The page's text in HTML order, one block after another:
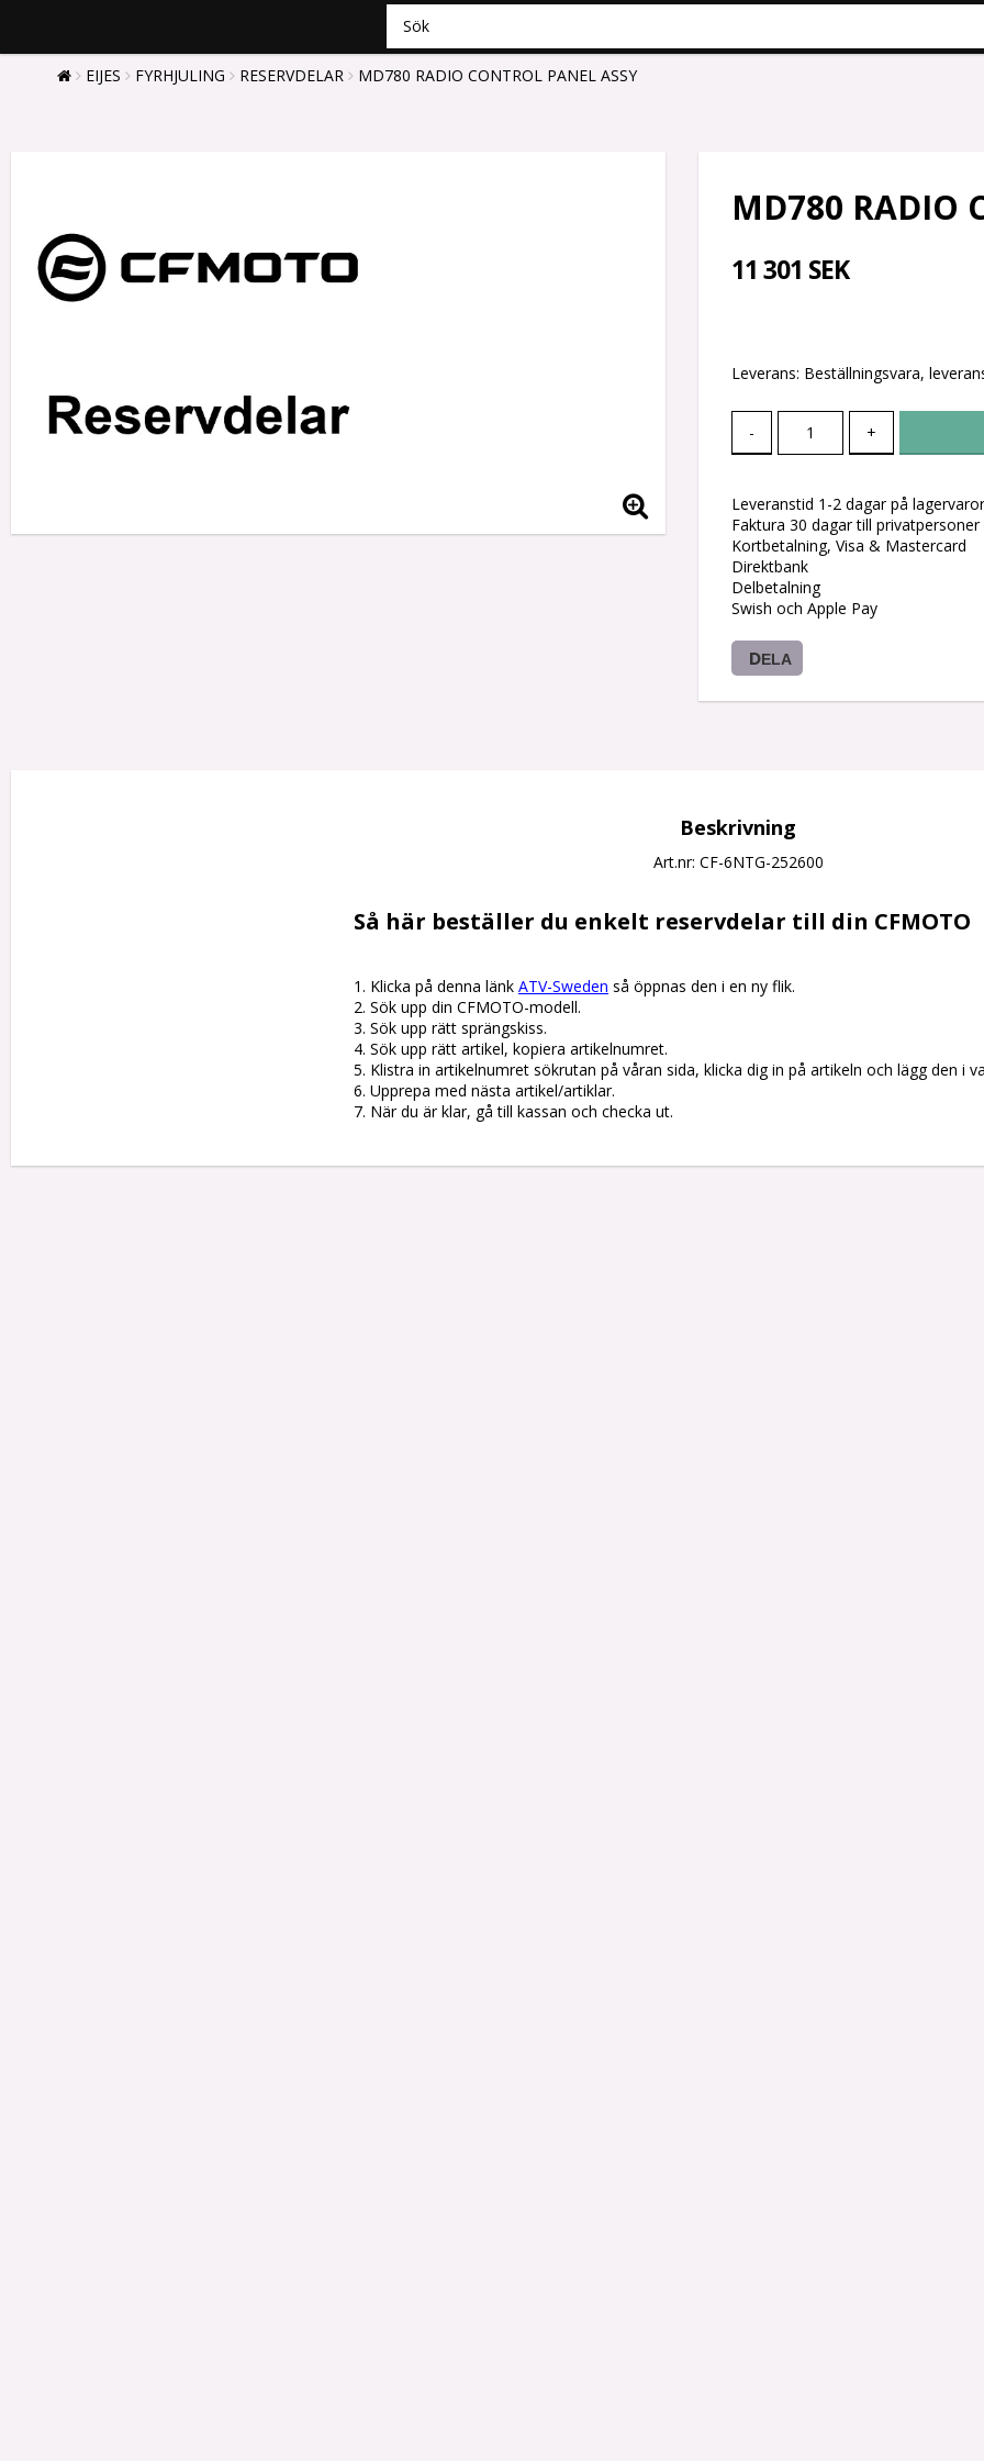
EIJES FYRHJULING RESERVDELAR MD780 RADIO CONTROL PANEL ASSY
MD780 RADIO
11 301 SEK
Leverans: Beställningsvara,
- +
Leveranstid 1-2 dagar på lagervaror
Faktura 30 dagar till
Kortbetalning, Visa & Mastercard
Direktbank
Delbetalning
Swish och Apple Pay
DELA
Beskrivning
Art.nr: CF-6NTG-252600
Så här beställer du enkelt reservdelar till din CFMOTO
1. Klicka på denna länk ATV-Sweden så öppnas den i en ny flik.
2. Sök upp din CFMOTO-modell.
3. Sök upp rätt sprängskiss.
4. Sök upp rätt artikel, kopiera artikelnumret.
5. Klistra in artikelnumret sökrutan på våran sida, klicka dig in på artikeln och lägg den i
6. Upprepa med nästa artikel/artiklar.
7. När du är klar, gå till kassan och checka ut.